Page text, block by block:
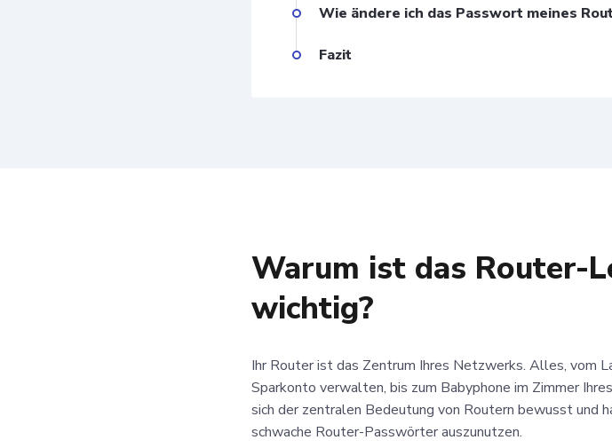
Wie ändere ich das Passwort meines
Fazit
Warum ist das Router-
wichtig?
Ihr Router ist das Zentrum Ihres Netzwerks. Alles, vom
Sparkonto verwalten, bis zum Babyphone im Zimmer
sich der zentralen Bedeutung von Routern bewusst und
schwache Router-Passwörter auszunutzen.